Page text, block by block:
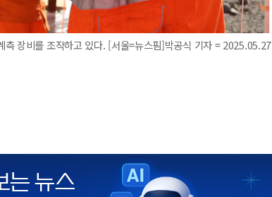
측 장비를 조작하고 있다. [서울=뉴스핌]박공식 기자 = 2025.05.27